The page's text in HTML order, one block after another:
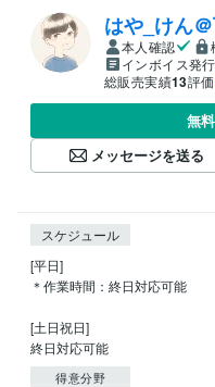
はや_けん
本人確認
インボイス発
総販売実績13評価
無
メッセージを送る
スケジュール
[平日]
＊作業時間：終日対応可能
[土日祝日]
終日対応可能
得意分野